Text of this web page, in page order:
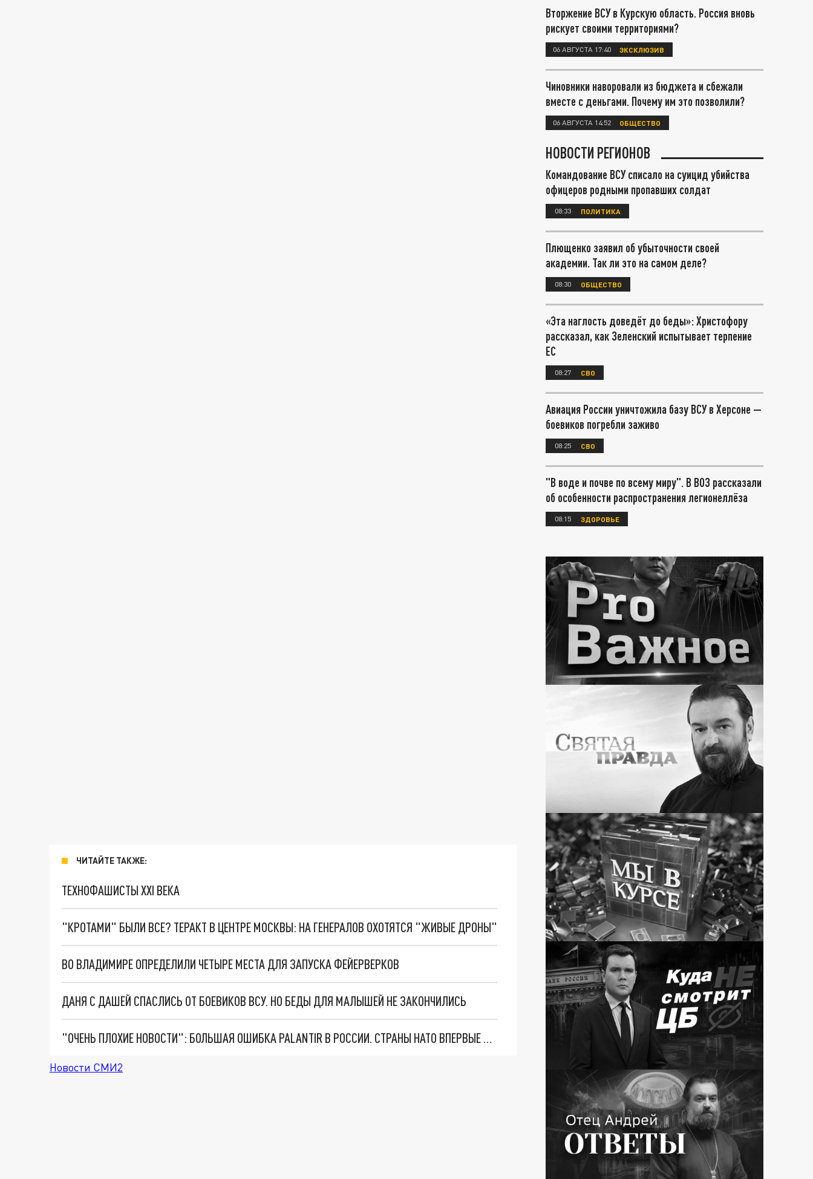
ЧИТАЙТЕ ТАКЖЕ:
ТЕХНОФАШИСТЫ XXI ВЕКА
"КРОТАМИ" БЫЛИ ВСЕ? ТЕРАКТ В ЦЕНТРЕ МОСКВЫ: НА ГЕНЕРАЛОВ ОХОТЯТСЯ "ЖИВЫЕ ДРОНЫ"
ВО ВЛАДИМИРЕ ОПРЕДЕЛИЛИ ЧЕТЫРЕ МЕСТА ДЛЯ ЗАПУСКА ФЕЙЕРВЕРКОВ
ДАНЯ С ДАШЕЙ СПАСЛИСЬ ОТ БОЕВИКОВ ВСУ. НО БЕДЫ ДЛЯ МАЛЫШЕЙ НЕ ЗАКОНЧИЛИСЬ
"ОЧЕНЬ ПЛОХИЕ НОВОСТИ": БОЛЬШАЯ ОШИБКА PALANTIR В РОССИИ. СТРАНЫ НАТО ВПЕРВЫЕ ЗА СВО ОСТАНОВИЛИ ПОСТАВКИ ОРУЖИЯ. ВСУ ТЕРЯЮТ ПРИГРАНИЧЬЕ?
Новости СМИ2
Вторжение ВСУ в Курскую область. Россия вновь
рискует своими территориями?
06 АВГУСТА 17:40 ЭКСКЛЮЗИВ
Чиновники наворовали из бюджета и сбежали
вместе с деньгами. Почему им это позволили?
06 АВГУСТА 14:52 ОБЩЕСТВО
НОВОСТИ РЕГИОНОВ
Командование ВСУ списало на суицид убийства
офицеров родными пропавших солдат
08:33 ПОЛИТИКА
Плющенко заявил об убыточности своей
академии. Так ли это на самом деле?
08:30 ОБЩЕСТВО
«Эта наглость доведёт до беды»: Христофору
рассказал, как Зеленский испытывает терпение
ЕС
08:27 СВО
Авиация России уничтожила базу ВСУ в Херсоне —
боевиков погребли заживо
08:25 СВО
"В воде и почве по всему миру". В ВОЗ рассказали
об особенности распространения легионеллёза
08:15 ЗДОРОВЬЕ